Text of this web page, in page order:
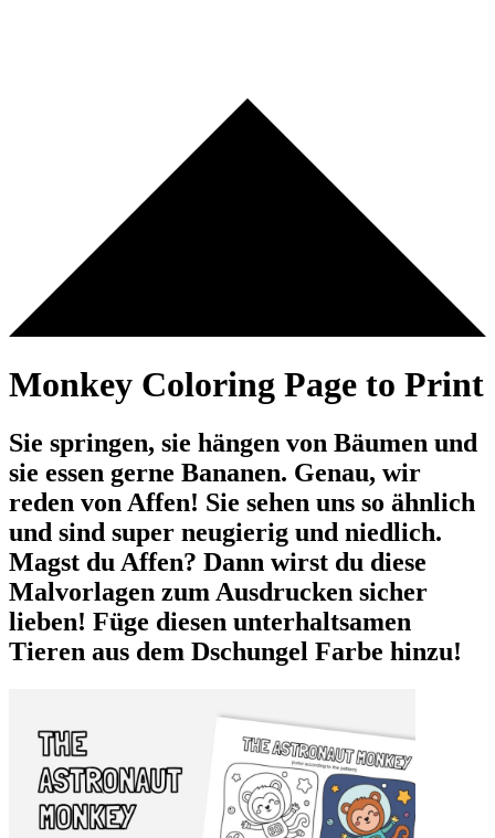
Monkey Coloring Page to Print
Sie springen, sie hängen von Bäumen und
sie essen gerne Bananen. Genau, wir
reden von Affen! Sie sehen uns so ähnlich
und sind super neugierig und niedlich.
Magst du Affen? Dann wirst du diese
Malvorlagen zum Ausdrucken sicher
lieben! Füge diesen unterhaltsamen
Tieren aus dem Dschungel Farbe hinzu!